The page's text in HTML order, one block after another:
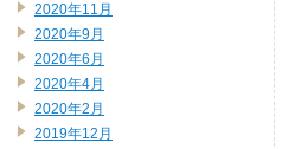
2020年11月
2020年9月
2020年6月
2020年4月
2020年2月
2019年12月